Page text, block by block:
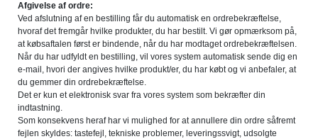
Afgivelse af ordre:
Ved afslutning af en bestilling får du automatisk en ordrebekræftelse,
hvoraf det fremgår hvilke produkter, du har bestilt. Vi gør opmærksom på,
at købsaftalen først er bindende, når du har modtaget ordrebekræftelsen.
Når du har udfyldt en bestilling, vil vores system automatisk sende dig en
e-mail, hvori der angives hvilke produkt/er, du har købt og vi anbefaler, at
du gemmer din ordrebekræftelse.
Det er kun et elektronisk svar fra vores system som bekræfter din
indtastning.
Som konsekvens heraf har vi mulighed for at annullere din ordre såfremt
fejlen skyldes: tastefejl, tekniske problemer, leveringssvigt, udsolgte